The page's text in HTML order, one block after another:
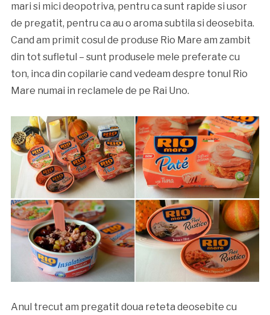
mari si mici deopotriva, pentru ca sunt rapide si usor
de pregatit, pentru ca au o aroma subtila si deosebita.
Cand am primit cosul de produse Rio Mare am zambit
din tot sufletul – sunt produsele mele preferate cu
ton, inca din copilarie cand vedeam despre tonul Rio
Mare numai in reclamele de pe Rai Uno.
Anul trecut am pregatit doua reteta deosebite cu